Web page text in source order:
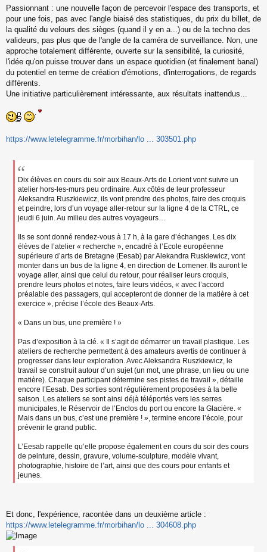
e
s
s
a
g
e
n
o
n
u
Passionnant : une nouvelle façon de percevoir l'espace des transports, et
pour une fois, pas avec l'angle biaisé des statistiques, du prix du billet, de
la qualité du velours des sièges (quand il y en a...) ou de la techno des
valideurs, pas plus que de l'angle de la caméra de surveillance. Non, une
approche totalement différente, ouverte sur la sensibilité, la curiosité,
l'idée qu'on puisse trouver dans un espace quotidien (et finalement banal)
du potentiel en terme de création d'émotions, d'interrogations, de regards
différents.
Une initiative particulièrement intéressante, aux résultats inattendus...
https://www.letelegramme.fr/morbihan/lo ... 303501.php
Dix élèves en cours du soir aux Beaux-Arts de Lorient vont suivre un
atelier hors-les-murs peu ordinaire. Aux côtés de leur professeur
Aleksandra Ruszkiewicz, ils vont prendre des photos, faire des croquis
et peindre, lors d’un voyage aller-retour sur la ligne 4 de la CTRL, ce
jeudi 6 juin. Au milieu des autres voyageurs…
Ils se sont donné rendez-vous à 17 h, à la gare d’échanges. Les dix
élèves de l’atelier « recherche », encadré à l’Ecole européenne
supérieure d’arts de Bretagne (Eesab) par Alekandra Ruskiewicz, vont
monter dans un bus de la ligne 4, en direction de Lomener. Ils auront le
voyage aller, ainsi que celui du retour, pour réaliser leurs croquis,
prendre leurs photos et notes, faire leurs vidéos, « avec l’accord
préalable des passagers, qui accepteront de donner de la matière à cet
exercice », précise l’école des Beaux-Arts.
« Dans un bus, une première ! »
Pas d’exposition à la clé. « Il s’agit de démarrer un travail plastique. Les
ateliers de recherche permettent à des amateurs avertis de continuer à
progresser dans leur exploration. Avec Aleksandra Ruszkiewicz, le
travail se construit autour d’un sujet (un mot, une phrase, un lieu ou une
matière). Chaque participant détermine ses pistes de travail », détaille
encore l’Eesab. Des sorties sont régulièrement proposées à la belle
saison. Les ateliers se sont ainsi déjà téléportés vers les serres
municipales, le Réservoir de l’Enclos du port ou encore la Glacière. «
Mais dans un bus, c’est une première ! », termine encore l’école, pour
prévenir le grand public.
L’Eesab rappelle qu’elle propose également en cours du soir des cours
de peinture, dessin, gravure, volume-sculpture, modèle vivant,
photographie, histoire de l’art, ainsi que des cours pour enfants et
jeunes.
Et donc, l'expérience, racontée dans un deuxième article :
https://www.letelegramme.fr/morbihan/lo ... 304608.php